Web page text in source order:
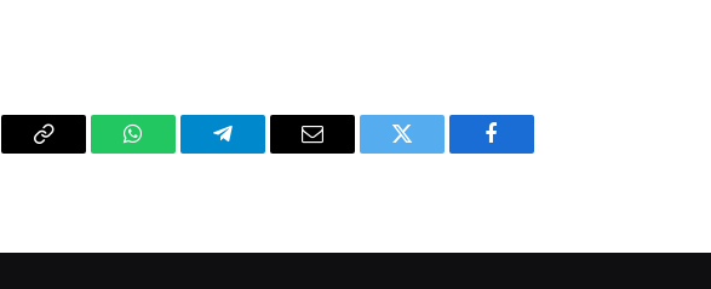
فيسبوك تويتر
البريد
تيلقرام واتساب
Copy